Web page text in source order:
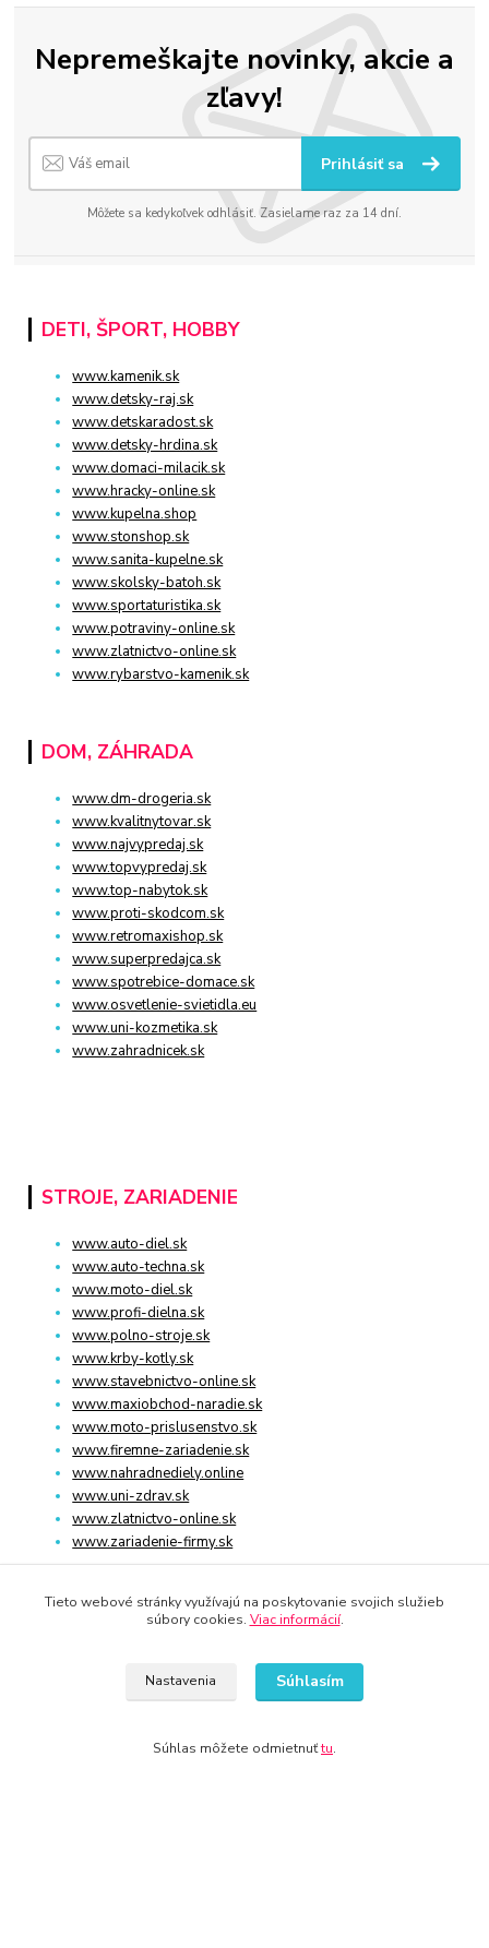
Nepremeškajte novinky, akcie a
zľavy!
Prihlásiť sa
Môžete sa kedykoľvek odhlásiť. Zasielame raz za 14 dní.
DETI, ŠPORT, HOBBY
www.kamenik.sk
www.detsky-raj.sk
www.detskaradost.sk
www.detsky-hrdina.sk
www.domaci-milacik.sk
www.hracky-online.sk
www.kupelna.shop
www.stonshop.sk
www.sanita-kupelne.sk
www.skolsky-batoh.sk
www.sportaturistika.sk
www.potraviny-online.sk
www.zlatnictvo-online.sk
www.rybarstvo-kamenik.sk
DOM, ZÁHRADA
www.dm-drogeria.sk
www.kvalitnytovar.sk
www.najvypredaj.sk
www.topvypredaj.sk
www.top-nabytok.sk
www.proti-skodcom.sk
www.retromaxishop.sk
www.superpredajca.sk
www.spotrebice-domace.sk
www.osvetlenie-svietidla.eu
www.uni-kozmetika.sk
www.zahradnicek.sk
STROJE, ZARIADENIE
www.auto-diel.sk
www.auto-techna.sk
www.moto-diel.sk
www.profi-dielna.sk
www.polno-stroje.sk
www.krby-kotly.sk
www.stavebnictvo-online.sk
www.maxiobchod-naradie.sk
www.moto-prislusenstvo.sk
www.firemne-zariadenie.sk
www.nahradnediely.online
www.uni-zdrav.sk
www.zlatnictvo-online.sk
www.zariadenie-firmy.sk
+421 940 949 000
Tieto webové stránky využívajú na poskytovanie svojich služieb
súbory cookies. Viac informácií.
Nastavenia Súhlasím
Súhlas môžete odmietnuťtu.